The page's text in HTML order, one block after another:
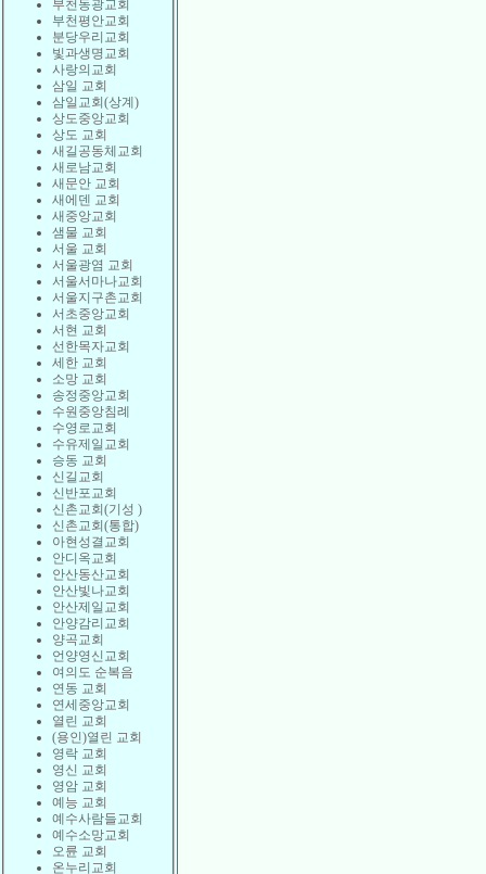
부천동광교회
부천평안교회
분당우리교회
빛과생명교회
사랑의교회
삼일 교회
삼일교회(상계)
상도중앙교회
상도 교회
새길공동체교회
새로남교회
새문안 교회
새에덴 교회
새중앙교회
샘물 교회
서울 교회
서울광염 교회
서울서마나교회
서울지구촌교회
서초중앙교회
서현 교회
선한목자교회
세한 교회
소망 교회
송정중앙교회
수원중앙침례
수영로교회
수유제일교회
승동 교회
신길교회
신반포교회
신촌교회(기성 )
신촌교회(통합)
아현성결교회
안디옥교회
안산동산교회
안산빛나교회
안산제일교회
안양감리교회
양곡교회
언양영신교회
여의도 순복음
연동 교회
연세중앙교회
열린 교회
(용인)열린 교회
영락 교회
영신 교회
영암 교회
예능 교회
예수사람들교회
예수소망교회
오륜 교회
온누리교회